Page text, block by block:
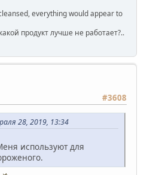
everything would appear to
продукт лучше не работает?..
#3608
28, 2019, 13:34
используют для